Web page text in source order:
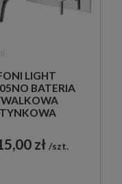
LIGHT
BATERIA
zł szt.